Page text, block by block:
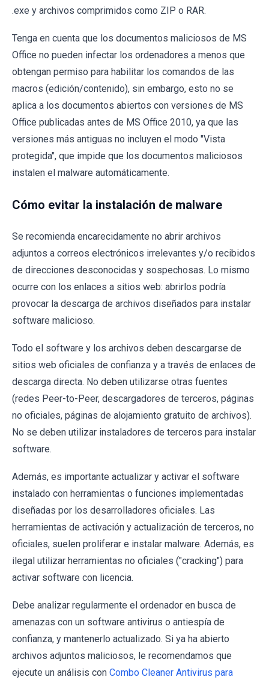
.exe y archivos comprimidos como ZIP o RAR.
Tenga en cuenta que los documentos maliciosos de MS
Office no pueden infectar los ordenadores a menos que
obtengan permiso para habilitar los comandos de las
macros (edición/contenido), sin embargo, esto no se
aplica a los documentos abiertos con versiones de MS
Office publicadas antes de MS Office 2010, ya que las
versiones más antiguas no incluyen el modo "Vista
protegida", que impide que los documentos maliciosos
instalen el malware automáticamente.
Cómo evitar la instalación de malware
Se recomienda encarecidamente no abrir archivos
adjuntos a correos electrónicos irrelevantes y/o recibidos
de direcciones desconocidas y sospechosas. Lo mismo
ocurre con los enlaces a sitios web: abrirlos podría
provocar la descarga de archivos diseñados para instalar
software malicioso.
Todo el software y los archivos deben descargarse de
sitios web oficiales de confianza y a través de enlaces de
descarga directa. No deben utilizarse otras fuentes
(redes Peer-to-Peer, descargadores de terceros, páginas
no oficiales, páginas de alojamiento gratuito de archivos).
No se deben utilizar instaladores de terceros para instalar
software.
Además, es importante actualizar y activar el software
instalado con herramientas o funciones implementadas
diseñadas por los desarrolladores oficiales. Las
herramientas de activación y actualización de terceros, no
oficiales, suelen proliferar e instalar malware. Además, es
ilegal utilizar herramientas no oficiales ("cracking") para
activar software con licencia.
Debe analizar regularmente el ordenador en busca de
amenazas con un software antivirus o antiespía de
confianza, y mantenerlo actualizado. Si ya ha abierto
archivos adjuntos maliciosos, le recomendamos que
ejecute un análisis con Combo Cleaner Antivirus para